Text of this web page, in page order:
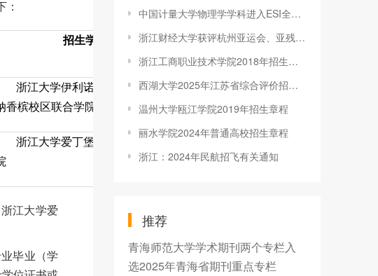
招生学院
浙江大学伊利诺伊大学厄巴
香槟校区联合学院
浙江大学爱丁堡大学联合学
江大学爱
毕业（学
中国计量大学物理学学科进入ESI全球前1%行列
浙江财经大学获评杭州亚运会、亚残运会多项荣誉
浙江工商职业技术学院2018年招生章程
西湖大学2025年江苏省综合评价招生简章
温州大学瓯江学院2019年招生章程
丽水学院2024年普通高校招生章程
浙江：2024年民航招飞有关通知
推荐
青海师范大学学术期刊两个专栏入
选2025年青海省期刊重点专栏